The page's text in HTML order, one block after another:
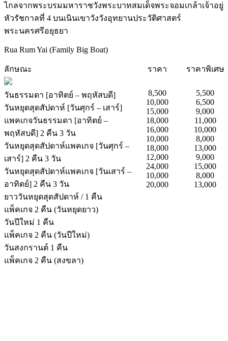
ไกลจากพระบรมมหาราชวังพระบาทสมเด็จพระจอมเกล้าเจ้าอยู่
หัวรัชกาลที่ 4 บนเนินเขาวังวังอุทยานประวัติศาสตร์
พระนครศรีอยุธยา
Rua Rum Yai (Family Big Boat)
ลักษณะ ราคา ราคาพิเศษ
วันธรรมดา [อาทิตย์ – พฤหัสบดี]
วันหยุดสุดสัปดาห์ [วันศุกร์ – เสาร์]
แพคเกจวันธรรมดา [อาทิตย์ –
พฤหัสบดี] 2 คืน 3 วัน
วันหยุดสุดสัปดาห์แพคเกจ [วันศุกร์ –
เสาร์] 2 คืน 3 วัน
วันหยุดสุดสัปดาห์แพคเกจ [วันเสาร์ –
อาทิตย์] 2 คืน 3 วัน
ยาววันหยุดสุดสัปดาห์ / 1 คืน
แพ็คเกจ 2 คืน (วันหยุดยาว)
วันปีใหม่ 1 คืน
แพ็คเกจ 2 คืน (วันปีใหม่)
วันสงกรานต์ 1 คืน
แพ็คเกจ 2 คืน (สงขลา)
8,500
10,000
15,000
18,000
16,000
10,000
18,000
12,000
24,000
10,000
20,000
5,500
6,500
9,000
11,000
10,000
8,000
13,000
9,000
15,000
8,000
13,000